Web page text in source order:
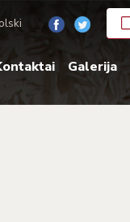
Galerija